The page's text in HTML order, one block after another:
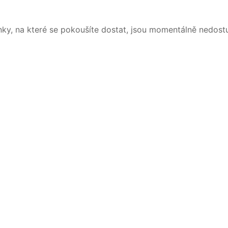
na které se pokoušíte dostat, jsou momentálně